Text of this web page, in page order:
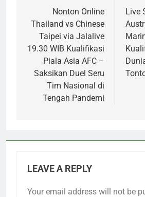
navigation
Nonton Online
Thailand vs Chinese
Taipei via Jalalive
19.30 WIB Kualifikasi
Piala Asia AFC –
Saksikan Duel Seru
Tim Nasional di
Tengah Pandemi
Live
LEAVE A REPLY
Your email address will not be